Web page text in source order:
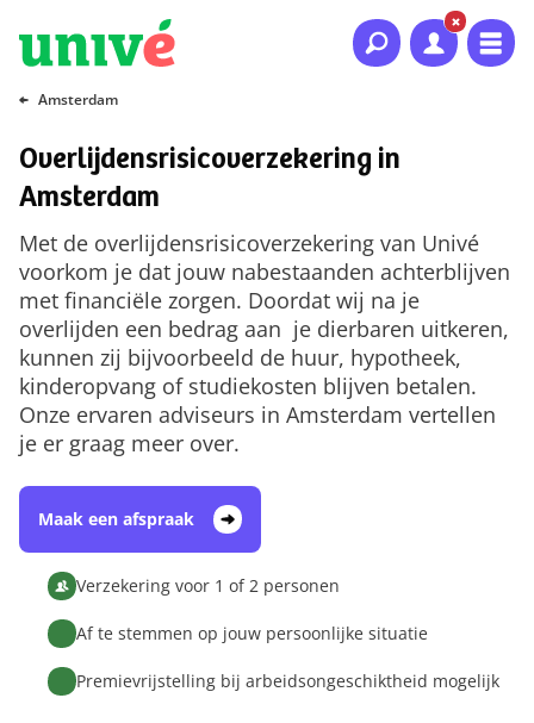
Naar hoofdinhoud
Naar hoofdnavigatie
Naar footer
Amsterdam
Overlijdensrisicoverzekering in
Amsterdam
Met de overlijdensrisicoverzekering van Univé
voorkom je dat jouw nabestaanden achterblijven
met financiële zorgen. Doordat wij na je
overlijden een bedrag aan je dierbaren uitkeren,
kunnen zij bijvoorbeeld de huur, hypotheek,
kinderopvang of studiekosten blijven betalen.
Onze ervaren adviseurs in Amsterdam vertellen
je er graag meer over.
Maak een afspraak
Verzekering voor 1 of 2 personen
Af te stemmen op jouw persoonlijke situatie
Premievrijstelling bij arbeidsongeschiktheid mogelijk